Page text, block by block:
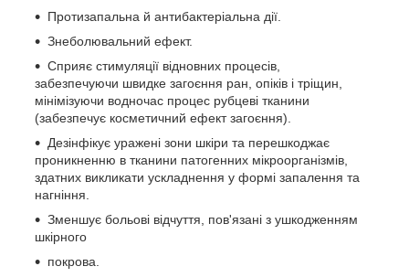
Протизапальна й антибактеріальна дії.
Знеболювальний ефект.
Сприяє стимуляції відновних процесів,
забезпечуючи швидке загоєння ран, опіків і тріщин,
мінімізуючи водночас процес рубцеві тканини
(забезпечує косметичний ефект загоєння).
Дезінфікує уражені зони шкіри та перешкоджає
проникненню в тканини патогенних мікроорганізмів,
здатних викликати ускладнення у формі запалення та
нагніння.
Зменшує больові відчуття, пов'язані з ушкодженням
шкірного
покрова.